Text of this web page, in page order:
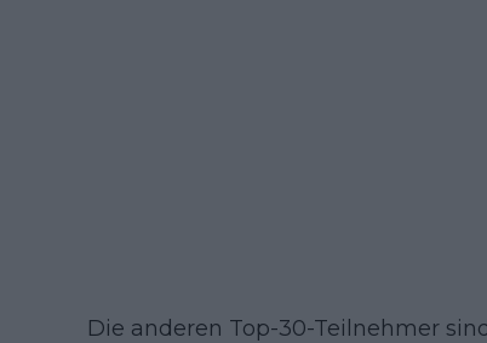
Die anderen Top-30-Teilnehmer